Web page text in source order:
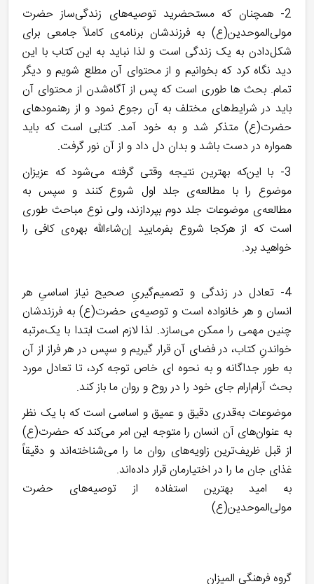
2- همچنان که مستحضرید توصیه‌های زندگی‌ساز حضرت
مولی‌الموحدین(ع) به فرزندشان برنامه‌ی کاملاً جامعی برای
شکل‌دادن به یک زندگی است و لذا نباید به این کتاب با این
دید نگاه کرد که بخوانیم و از محتوای آن مطلع شویم و دیگر
تمام. بحث ها طوری است که پس از آگاه‌شدن از محتوای آن
باید در شرایط‌های مختلف به آن رجوع نمود و از رهنمودهای
حضرت(ع) متذکر شد و به خود آمد. کتابی است که باید
همواره در دست باشد و بدان دل داد و از آن نور گرفت.
3- با این‌که بهترین نتیجه وقتی گرفته می‌شود که عزیزان
موضوع را با مطالعه‌ی جلد اول شروع کنند و سپس به
مطالعه‌ی موضوعات جلد دوم بپردازند، ولی نوع مباحث طوری
است که از هرکجا شروع بفرمایید إن‌شاءالله بهره‌ی کافی را
خواهید برد.
4- تعادل در زندگی و تصمیم‌گیریِ صحیح نیاز اساسیِ هر
انسان و هر خانواده است و توصیه‌ی حضرت(ع) به فرزندشان
چنین مهمی را ممکن می‌سازد. لذا لازم است ابتدا با یک‌مرتبه
خواندنِ کتاب، در فضای آن قرار گیریم و سپس در هر فراز از آن
به طور جداگانه و به نحوه ای خاص توجه کرد، تا تعادل مورد
بحث آرام‌ارام جای خود را در روح و روان ما باز کند.
موضوعات به‌قدری دقیق و عمیق و اساسی است که با یک نظر
به عنوان‌های آن انسان را متوجه این امر می‌کند که حضرت(ع)
از قبل ظریف‌ترین زاویه‌های روان ما را می‌شناخته‌اند و دقیقاً
غذای جان ما را در اختیارمان قرار داده‌اند.
به امید بهترین استفاده از توصیه‌های حضرت
مولی‌الموحدین(ع)
گروه فرهنگي الميزان